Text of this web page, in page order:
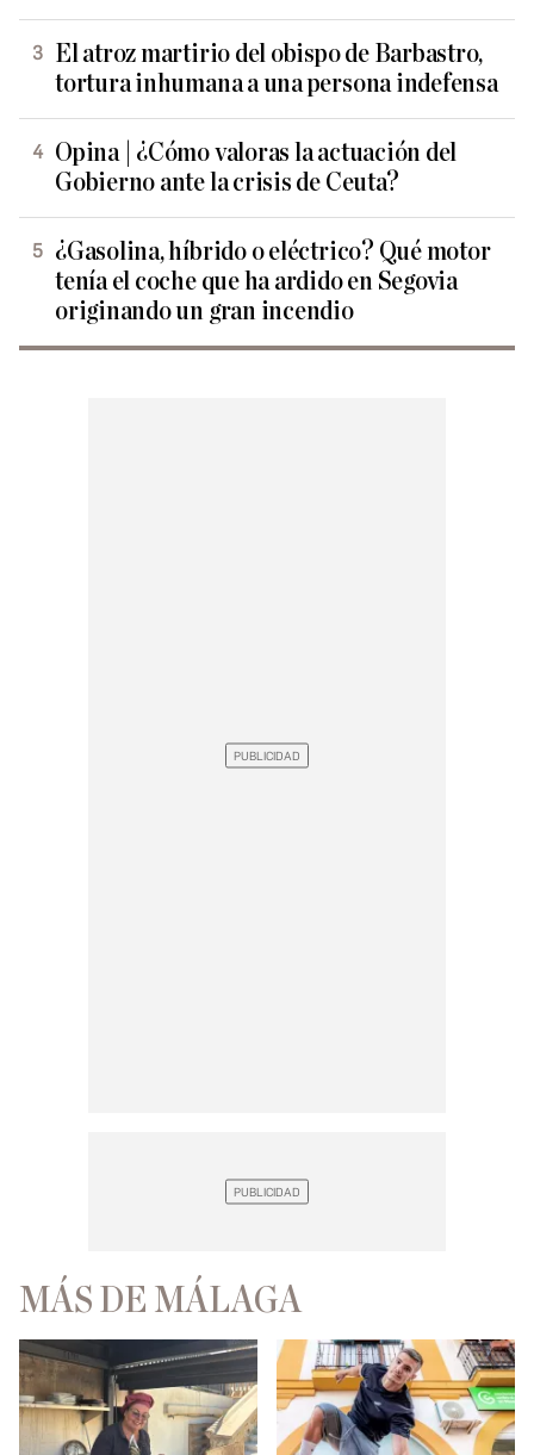
El atroz martirio del obispo de Barbastro,
tortura inhumana a una persona indefensa
Opina | ¿Cómo valoras la actuación del
Gobierno ante la crisis de Ceuta?
¿Gasolina, híbrido o eléctrico? Qué motor
tenía el coche que ha ardido en Segovia
originando un gran incendio
MÁS DE MÁLAGA